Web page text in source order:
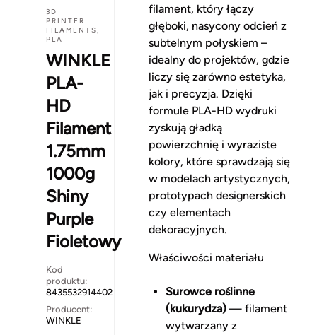
3D
PRINTER
FILAMENTS,
PLA
WINKLE
PLA-
HD
Filament
1.75mm
1000g
Shiny
Purple
Fioletowy
Kod
produktu:
8435532914402
Producent:
WINKLE
filament, który łączy
głęboki, nasycony odcień z
subtelnym połyskiem –
idealny do projektów, gdzie
liczy się zarówno estetyka,
jak i precyzja. Dzięki
formule PLA-HD wydruki
zyskują gładką
powierzchnię i wyraziste
kolory, które sprawdzają się
w modelach artystycznych,
prototypach designerskich
czy elementach
dekoracyjnych.
Właściwości materiału
Surowce roślinne
(kukurydza)— filament
wytwarzany z